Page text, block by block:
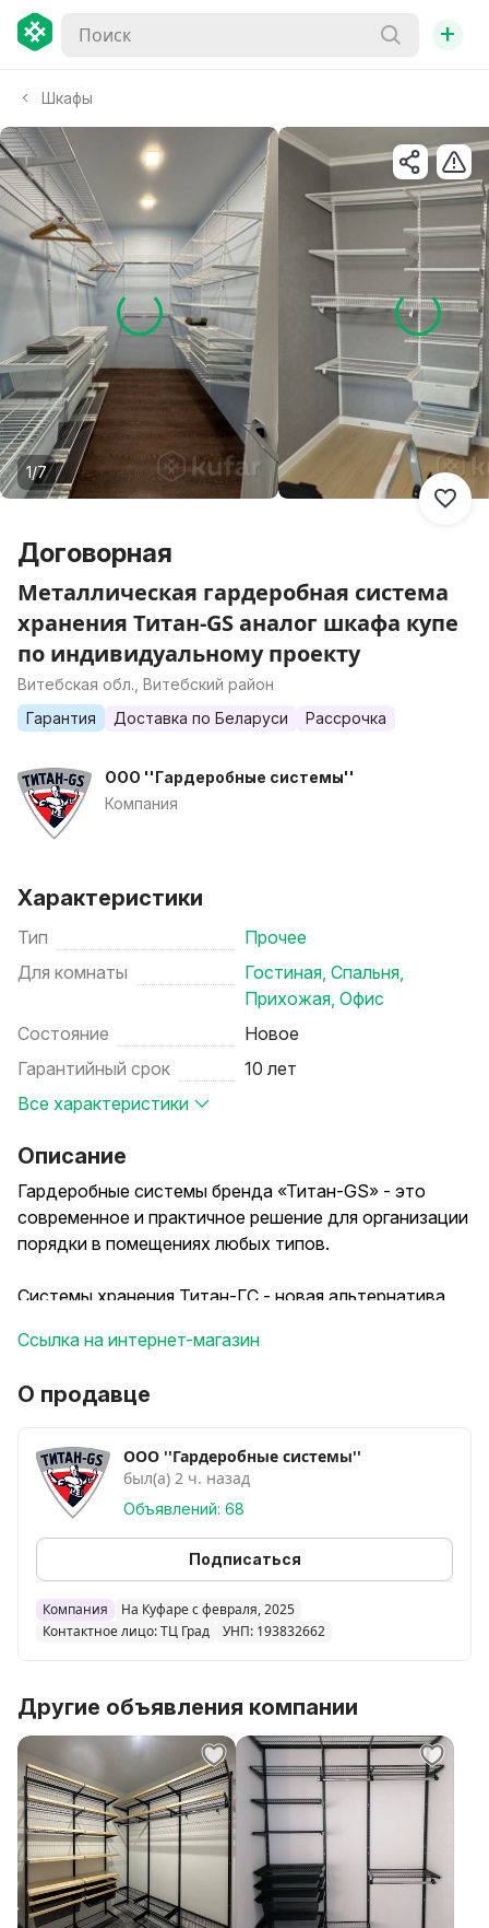
+
Шкафы
1/7
Договорная
Металлическая гардеробная система
хранения Титан-GS аналог шкафа купе
по индивидуальному проекту
Витебская обл., Витебский район
Гарантия
Доставка по Беларуси Рассрочка
ООО ''Гардеробные системы''
Компания
Характеристики
Тип
Прочее
Для комнаты
Гостиная, Спальня,
Прихожая, Офис
Состояние
Новое
Гарантийный срок
10 лет
Все характеристики
Описание
Гардеробные системы бренда «Титан-GS» - это
современное и практичное решение для организации
порядки в помещениях любых типов.
Системы хранения Титан-ГС - новая альтернатива
нашим гардеробным.
Они созданы с учетом всех требований комфорта и
функциональности, чтобы помочь вам хранить любые
вещи в доме, квартире или любом другом
помещении.
3D проект БЕСПЛАТНЫЙ.
Доставка по РБ
Каждый проект мы создаем индивидуально,
поэтому точную цену сможем вам сообщить после
предоставления нам следующей информации:
1. Размеры помещения
2. Что будете хранить
3. Бюджет в который хотели бы уложиться
Ссылка на интернет-магазин
О продавце
ООО ''Гардеробные системы''
был(а) 2 ч. назад
Объявлений: 68
Подписаться
Компания
На Куфаре с февраля, 2025
Контактное лицо: ТЦ Град
УНП: 193832662
Другие объявления компании